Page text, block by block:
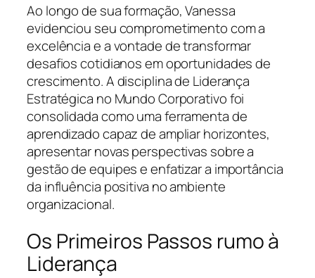
Ao longo de sua formação, Vanessa
evidenciou seu comprometimento com a
excelência e a vontade de transformar
desafios cotidianos em oportunidades de
crescimento. A disciplina de Liderança
Estratégica no Mundo Corporativo foi
consolidada como uma ferramenta de
aprendizado capaz de ampliar horizontes,
apresentar novas perspectivas sobre a
gestão de equipes e enfatizar a importância
da influência positiva no ambiente
organizacional.
Os Primeiros Passos rumo à
Liderança